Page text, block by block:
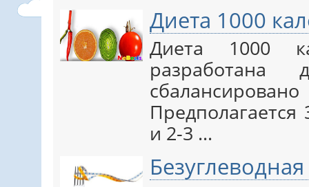
Диета 1000
Диета 1000
и 2-3 ...